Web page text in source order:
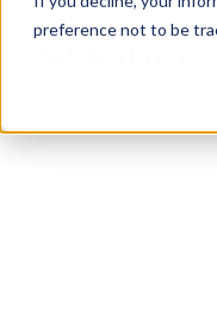
preference not to be